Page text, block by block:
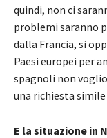
quindi, non ci
problemi saranno
dalla Francia, si
Paesi europei per
spagnoli non
una richiesta
E la situazione in